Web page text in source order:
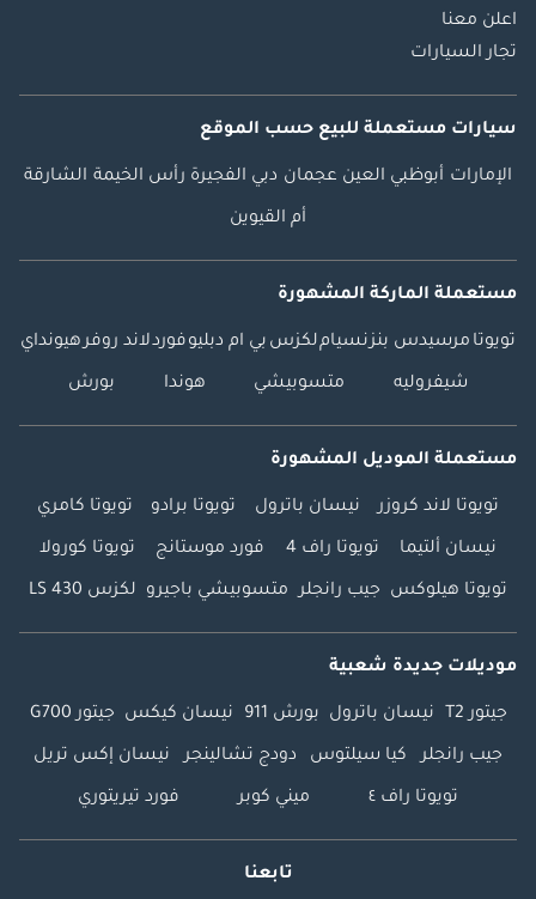
اعلن معنا
تجار السيارات
سيارات مستعملة للبيع حسب الموقع
الإمارات أبوظبي العين عجمان دبي الفجيرة رأس الخيمة الشارقة
أم القيوين
مستعملة الماركة المشهورة
تويوتا مرسيدس بنزنسياملكزس بي ام دبليوفوردلاند روفرهيونداي
شيفروليه متسوبيشي هوندا بورش
مستعملة الموديل المشهورة
تويوتا لاند كروزر نيسان باترول تويوتا برادو تويوتا كامري
نيسان ألتيما تويوتا راف 4 فورد موستانج تويوتا كورولا
تويوتا هيلوكس جيب رانجلر متسوبيشي باجيرو لكزس LS 430
موديلات جديدة شعبية
جيتور T2 نيسان باترول بورش 911 نيسان كيكس جيتور G700
جيب رانجلر كيا سيلتوس دودج تشالينجر نيسان إكس تريل
تويوتا راف ٤ ميني كوبر فورد تيريتوري
تابعنا